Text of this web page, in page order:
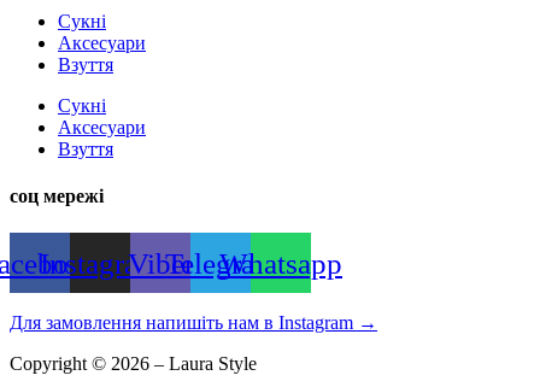
Сукні
Аксесуари
Взуття
Сукні
Аксесуари
Взуття
соц мережі
InstagramViberTelegramWhatsapp
Для замовлення напишіть нам в Instagram →
Copyright © 2026 – Laura Style